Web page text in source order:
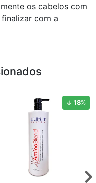
os cabelos com
com a
18%